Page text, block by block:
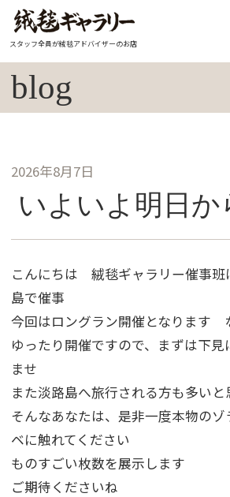
スタッフ全員が絨毯アドバイザーのお店
blog
2026年8月7日
いよいよ明日か
こんにちは 絨毯ギャラリー催事班
島で催事
今回はロングラン開催となります
ゆったり開催ですので、まずは下見
ませ
また淡路島へ旅行される方も多いと
そんなあなたは、是非一度本物のゾ
ベに触れてください
ものすごい枚数を展示します
ご期待くださいね